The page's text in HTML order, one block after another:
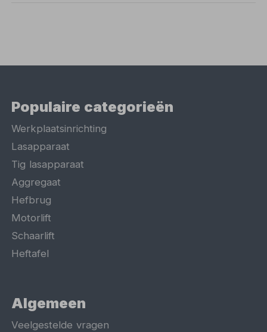
Populaire categorieën
Werkplaatsinrichting
Lasapparaat
Tig lasapparaat
Aggregaat
Hefbrug
Motorlift
Schaarlift
Heftafel
Algemeen
Veelgestelde vragen